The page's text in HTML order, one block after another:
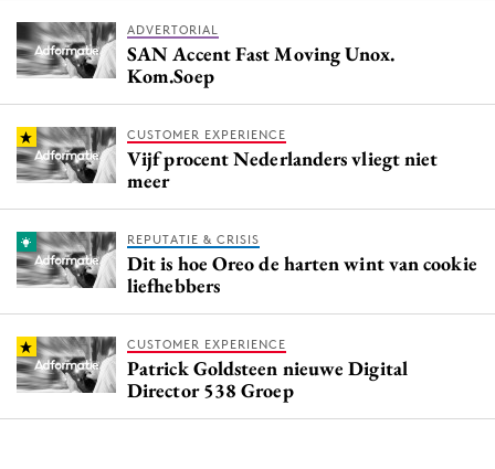
ADVERTORIAL
SAN Accent Fast Moving Unox.
Kom.Soep
CUSTOMER EXPERIENCE
Vijf procent Nederlanders vliegt niet
meer
REPUTATIE & CRISIS
Dit is hoe Oreo de harten wint van cookie
liefhebbers
CUSTOMER EXPERIENCE
Patrick Goldsteen nieuwe Digital
Director 538 Groep